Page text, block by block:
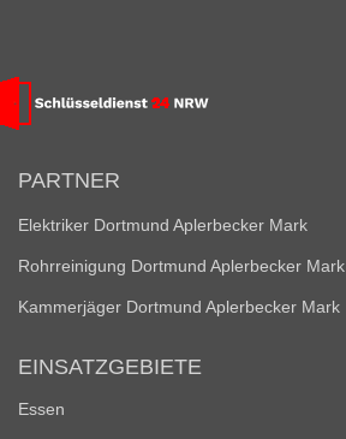
PARTNER
Elektriker Dortmund Aplerbecker Mark
Rohrreinigung Dortmund Aplerbecker Mark
Kammerjäger Dortmund Aplerbecker Mark
EINSATZGEBIETE
Essen